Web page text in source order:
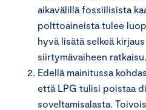
aikavälillä fossiilisista
polttoaineista tulee
hyvä lisätä selkeä
siirtymävaiheen ratkaisu.
Edellä mainitussa
että LPG tulisi poistaa
soveltamisalasta.